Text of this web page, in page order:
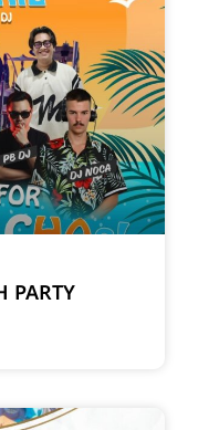
PARTY